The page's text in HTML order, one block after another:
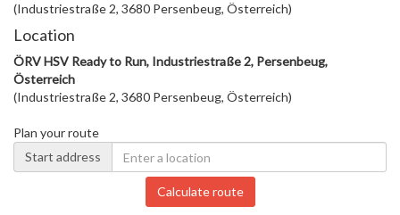
(Industriestraße 2, 3680 Persenbeug, Österreich)
Location
ÖRV HSV Ready to Run, Industriestraße 2, Persenbeug,
Österreich
(Industriestraße 2, 3680 Persenbeug, Österreich)
Plan your route
Start address
Calculate route